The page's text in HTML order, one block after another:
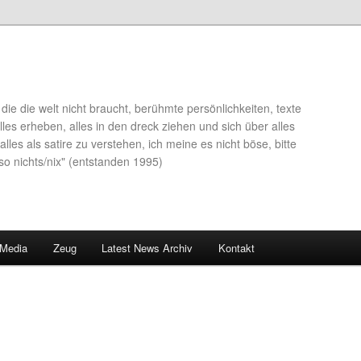
die welt nicht braucht, berühmte persönlichkeiten, texte
erheben, alles in den dreck ziehen und sich über alles
als satire zu verstehen, ich meine es nicht böse, bitte
nichts/nix" (entstanden 1995)
Zeug Latest News Archiv Kontakt